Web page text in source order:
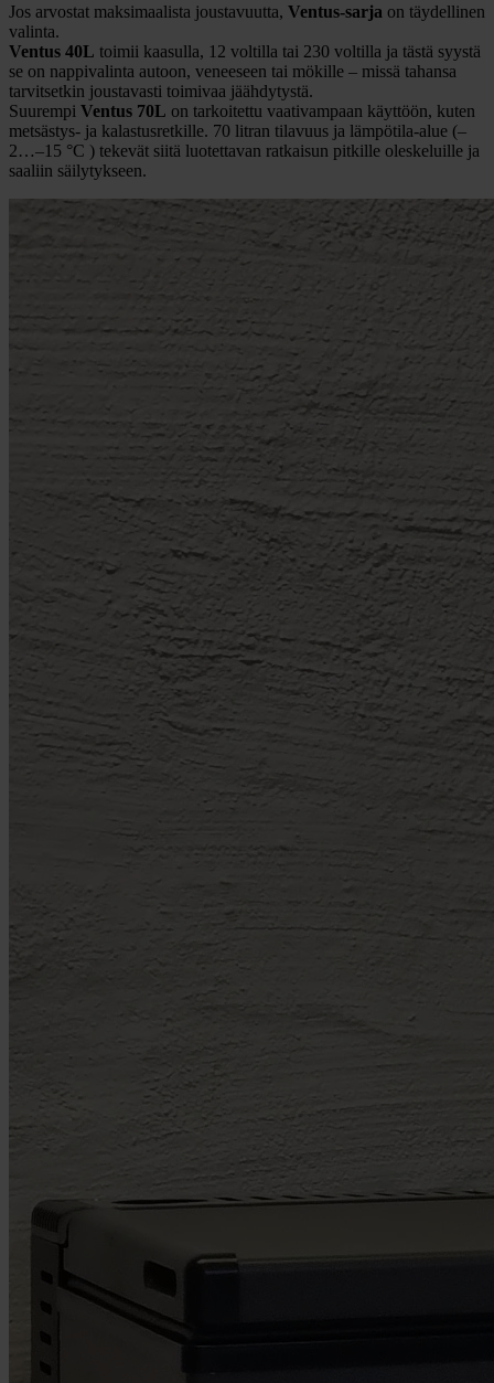
Jos arvostat maksimaalista joustavuutta, Ventus-sarja on täydellinen
valinta.
Ventus 40L toimii kaasulla, 12 voltilla tai 230 voltilla ja tästä syystä
se on nappivalinta autoon, veneeseen tai mökille – missä tahansa
tarvitsetkin joustavasti toimivaa jäähdytystä.
Suurempi Ventus 70L on tarkoitettu vaativampaan käyttöön, kuten
metsästys- ja kalastusretkille. 70 litran tilavuus ja lämpötila-alue (–
2…–15 °C ) tekevät siitä luotettavan ratkaisun pitkille oleskeluille ja
saaliin säilytykseen.